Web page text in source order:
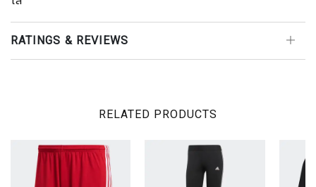
RATINGS & REVIEWS
RELATED PRODUCTS